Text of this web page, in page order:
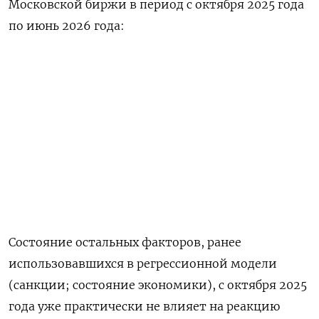
Московской биржи в период с октября 2025 года
по июнь 2026 года:
Состояние остальных факторов, ранее
использовавшихся в регрессионной модели
(санкции; состояние экономики), с октября 2025
года уже практически не влияет на реакцию